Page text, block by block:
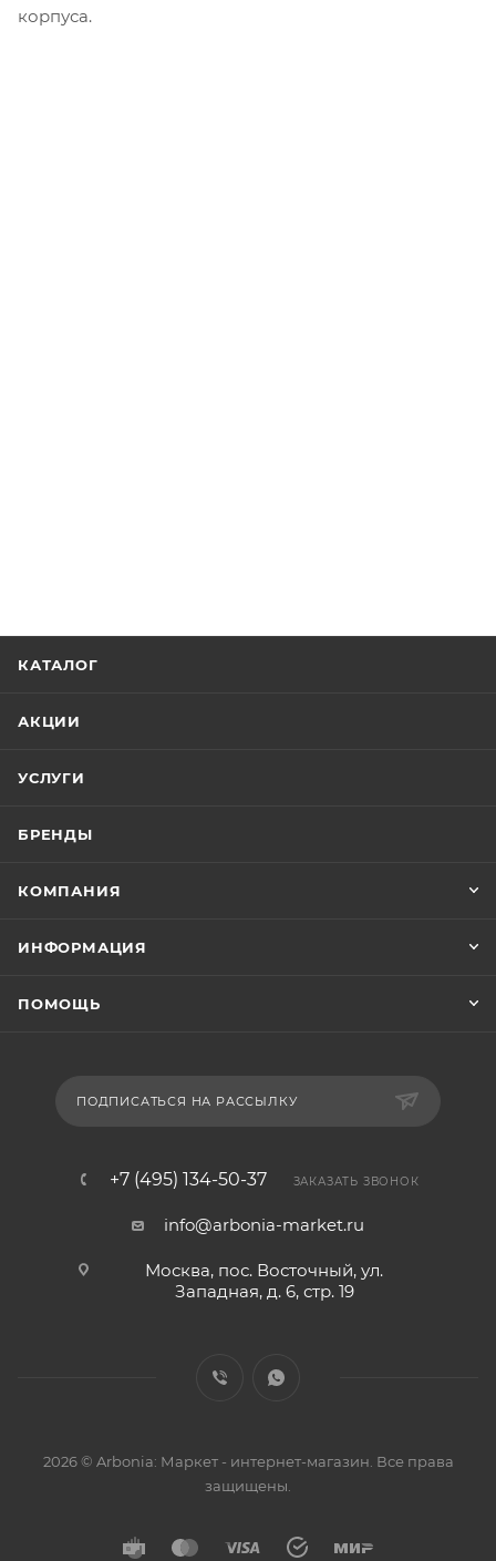
корпуса.
КАТАЛОГ
АКЦИИ
УСЛУГИ
БРЕНДЫ
КОМПАНИЯ
ИНФОРМАЦИЯ
ПОМОЩЬ
ПОДПИСАТЬСЯ НА РАССЫЛКУ
+7 (495) 134-50-37 ЗАКАЗАТЬ ЗВОНОК
info@arbonia-market.ru
Москва, пос. Восточный, ул.
Западная, д. 6, стр. 19
2026 © Arbonia: Маркет - интернет-магазин. Все права
защищены.